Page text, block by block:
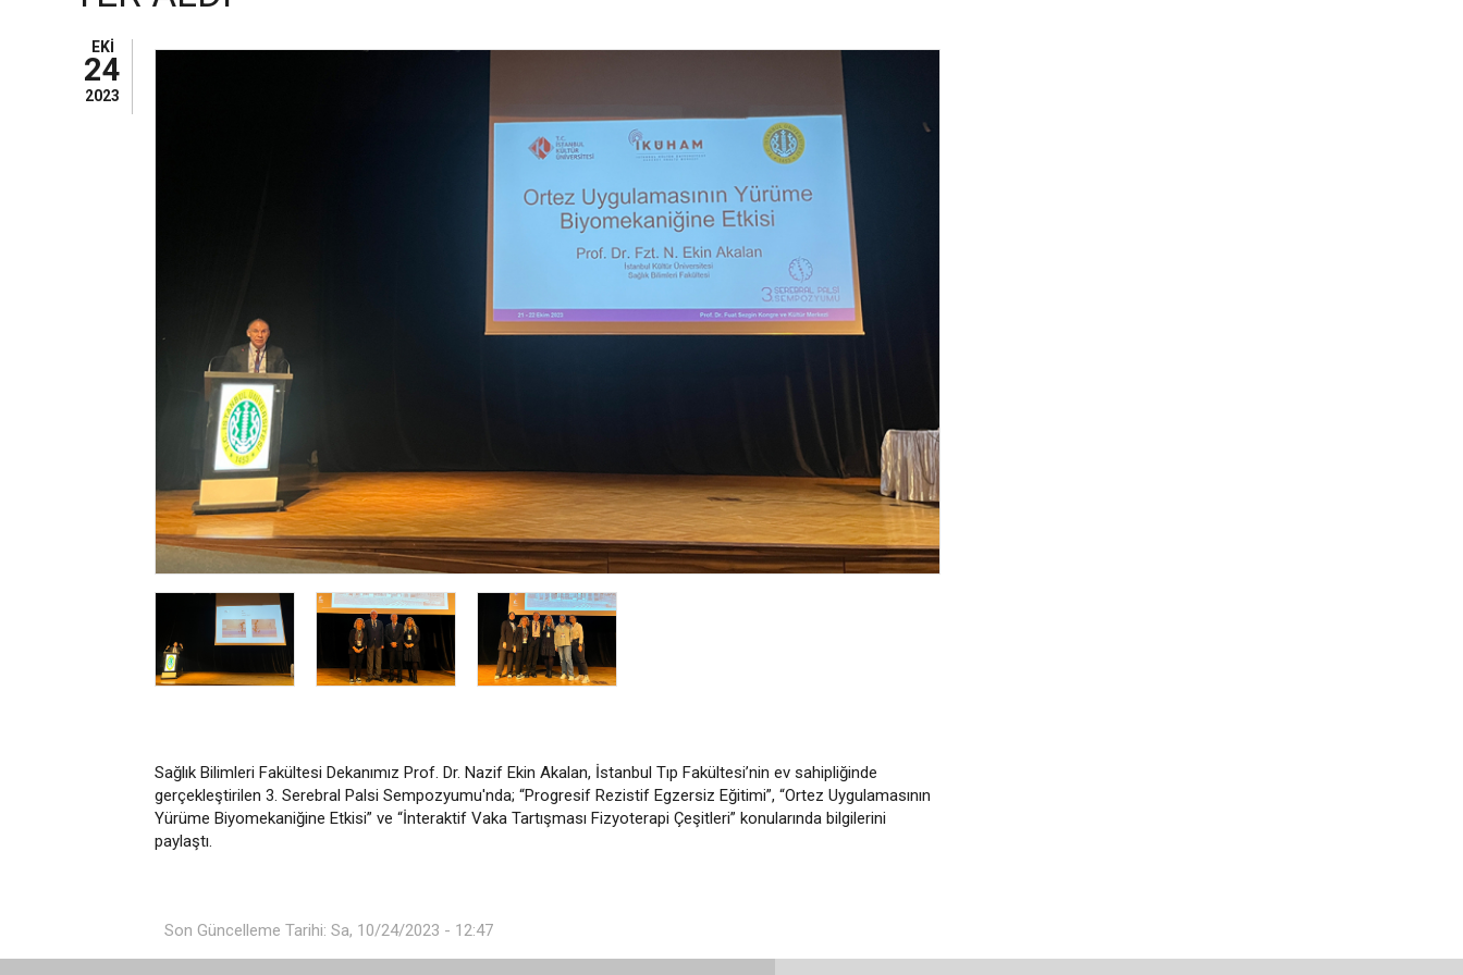
EKI
24
2023
Sağlık Bilimleri Fakültesi Dekanımız Prof. Dr. Nazif Ekin Akalan, İstanbul Tıp Fakültesi’nin ev sahipliğinde
gerçekleştirilen 3. Serebral Palsi Sempozyumu'nda; “Progresif Rezistif Egzersiz Eğitimi”, “Ortez Uygulamasının
Yürüme Biyomekaniğine Etkisi” ve “İnteraktif Vaka Tartışması Fizyoterapi Çeşitleri” konularında bilgilerini
paylaştı.
Son Güncelleme Tarihi: Sa, 10/24/2023 - 12:47